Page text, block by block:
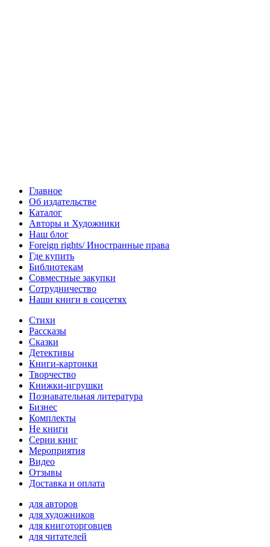
Главное
Об издательстве
Каталог
Авторы и Художники
Наш блог
Foreign rights/ Иностранные права
Где купить
Библиотекам
Совместные закупки
Сотрудничество
Наши книги в соцсетях
Стихи
Рассказы
Сказки
Детективы
Книги-картонки
Творчество
Книжки-игрушки
Познавательная литература
Бизнес
Комплекты
Не книги
Серии книг
Мероприятия
Видео
Отзывы
Доставка и оплата
для авторов
для художников
для книготорговцев
для читателей